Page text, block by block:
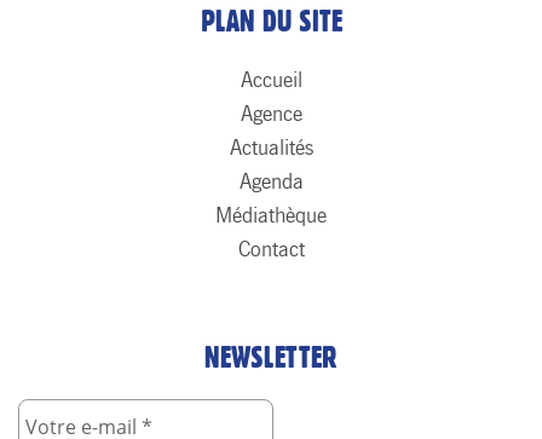
PLAN DU SITE
Accueil
Agence
Actualités
Agenda
Médiathèque
Contact
NEWSLETTER